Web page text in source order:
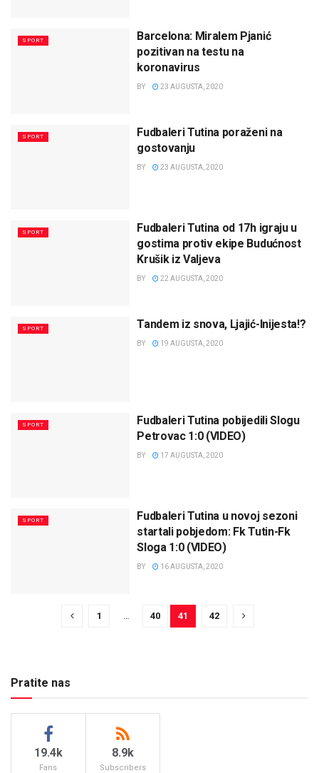
SPORT
Barcelona: Miralem Pjanić
pozitivan na testu na
koronavirus
BY 23 AUGUSTA, 2020
SPORT
Fudbaleri Tutina poraženi na
gostovanju
BY 23 AUGUSTA, 2020
SPORT
Fudbaleri Tutina od 17h igraju u
gostima protiv ekipe Budućnost
Krušik iz Valjeva
BY 22 AUGUSTA, 2020
SPORT Tandem iz snova, Ljajić-Inijesta!?
BY 19 AUGUSTA, 2020
SPORT
Fudbaleri Tutina pobijedili Slogu
Petrovac 1:0 (VIDEO)
BY 17 AUGUSTA, 2020
SPORT
Fudbaleri Tutina u novoj sezoni
startali pobjedom: Fk Tutin-Fk
Sloga 1:0 (VIDEO)
BY 16 AUGUSTA, 2020
1 40 41 42
Pratite nas
19.4k
Fans
8.9k
Subscribers